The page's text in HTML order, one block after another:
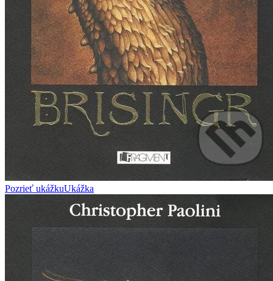
Pozrieť ukážkuUkážka